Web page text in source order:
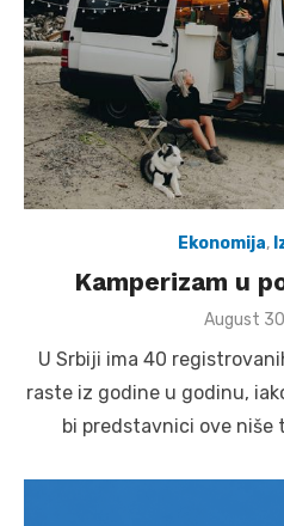
Ekonomija,
Kamperizam u
Posted
August
U Srbiji ima 40
raste iz godine u godinu,
bi predstavnici ove